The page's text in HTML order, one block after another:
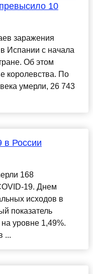
10
заражения
Испании с начала
Об этом
королевства. По
умерли, 26 743
в России
168
19. Днем
исходов в
показатель
уровне 1,49%.
...